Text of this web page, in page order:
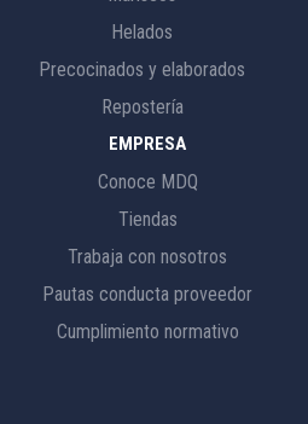
Helados
Precocinados y elaborados
Repostería
EMPRESA
Conoce MDQ
Tiendas
Trabaja con nosotros
Pautas conducta proveedor
Cumplimiento normativo